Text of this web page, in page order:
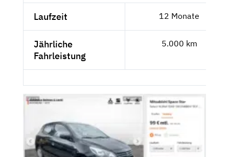
Laufzeit 12 Monate
Jährliche
Fahrleistung
5.000 km